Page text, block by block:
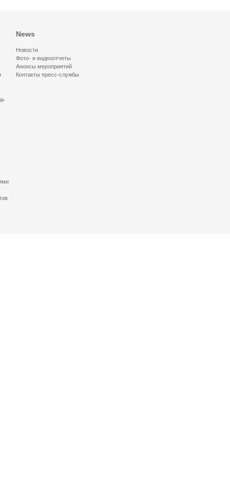
News
Новости
Фото- и видеоотчеты
Анонсы мероприятий
Контакты пресс-службы